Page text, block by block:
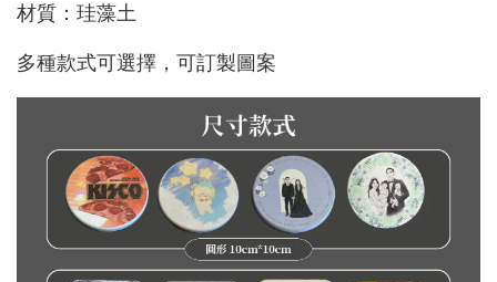
材質：珪藻土
多種款式可選擇，可訂製圖案